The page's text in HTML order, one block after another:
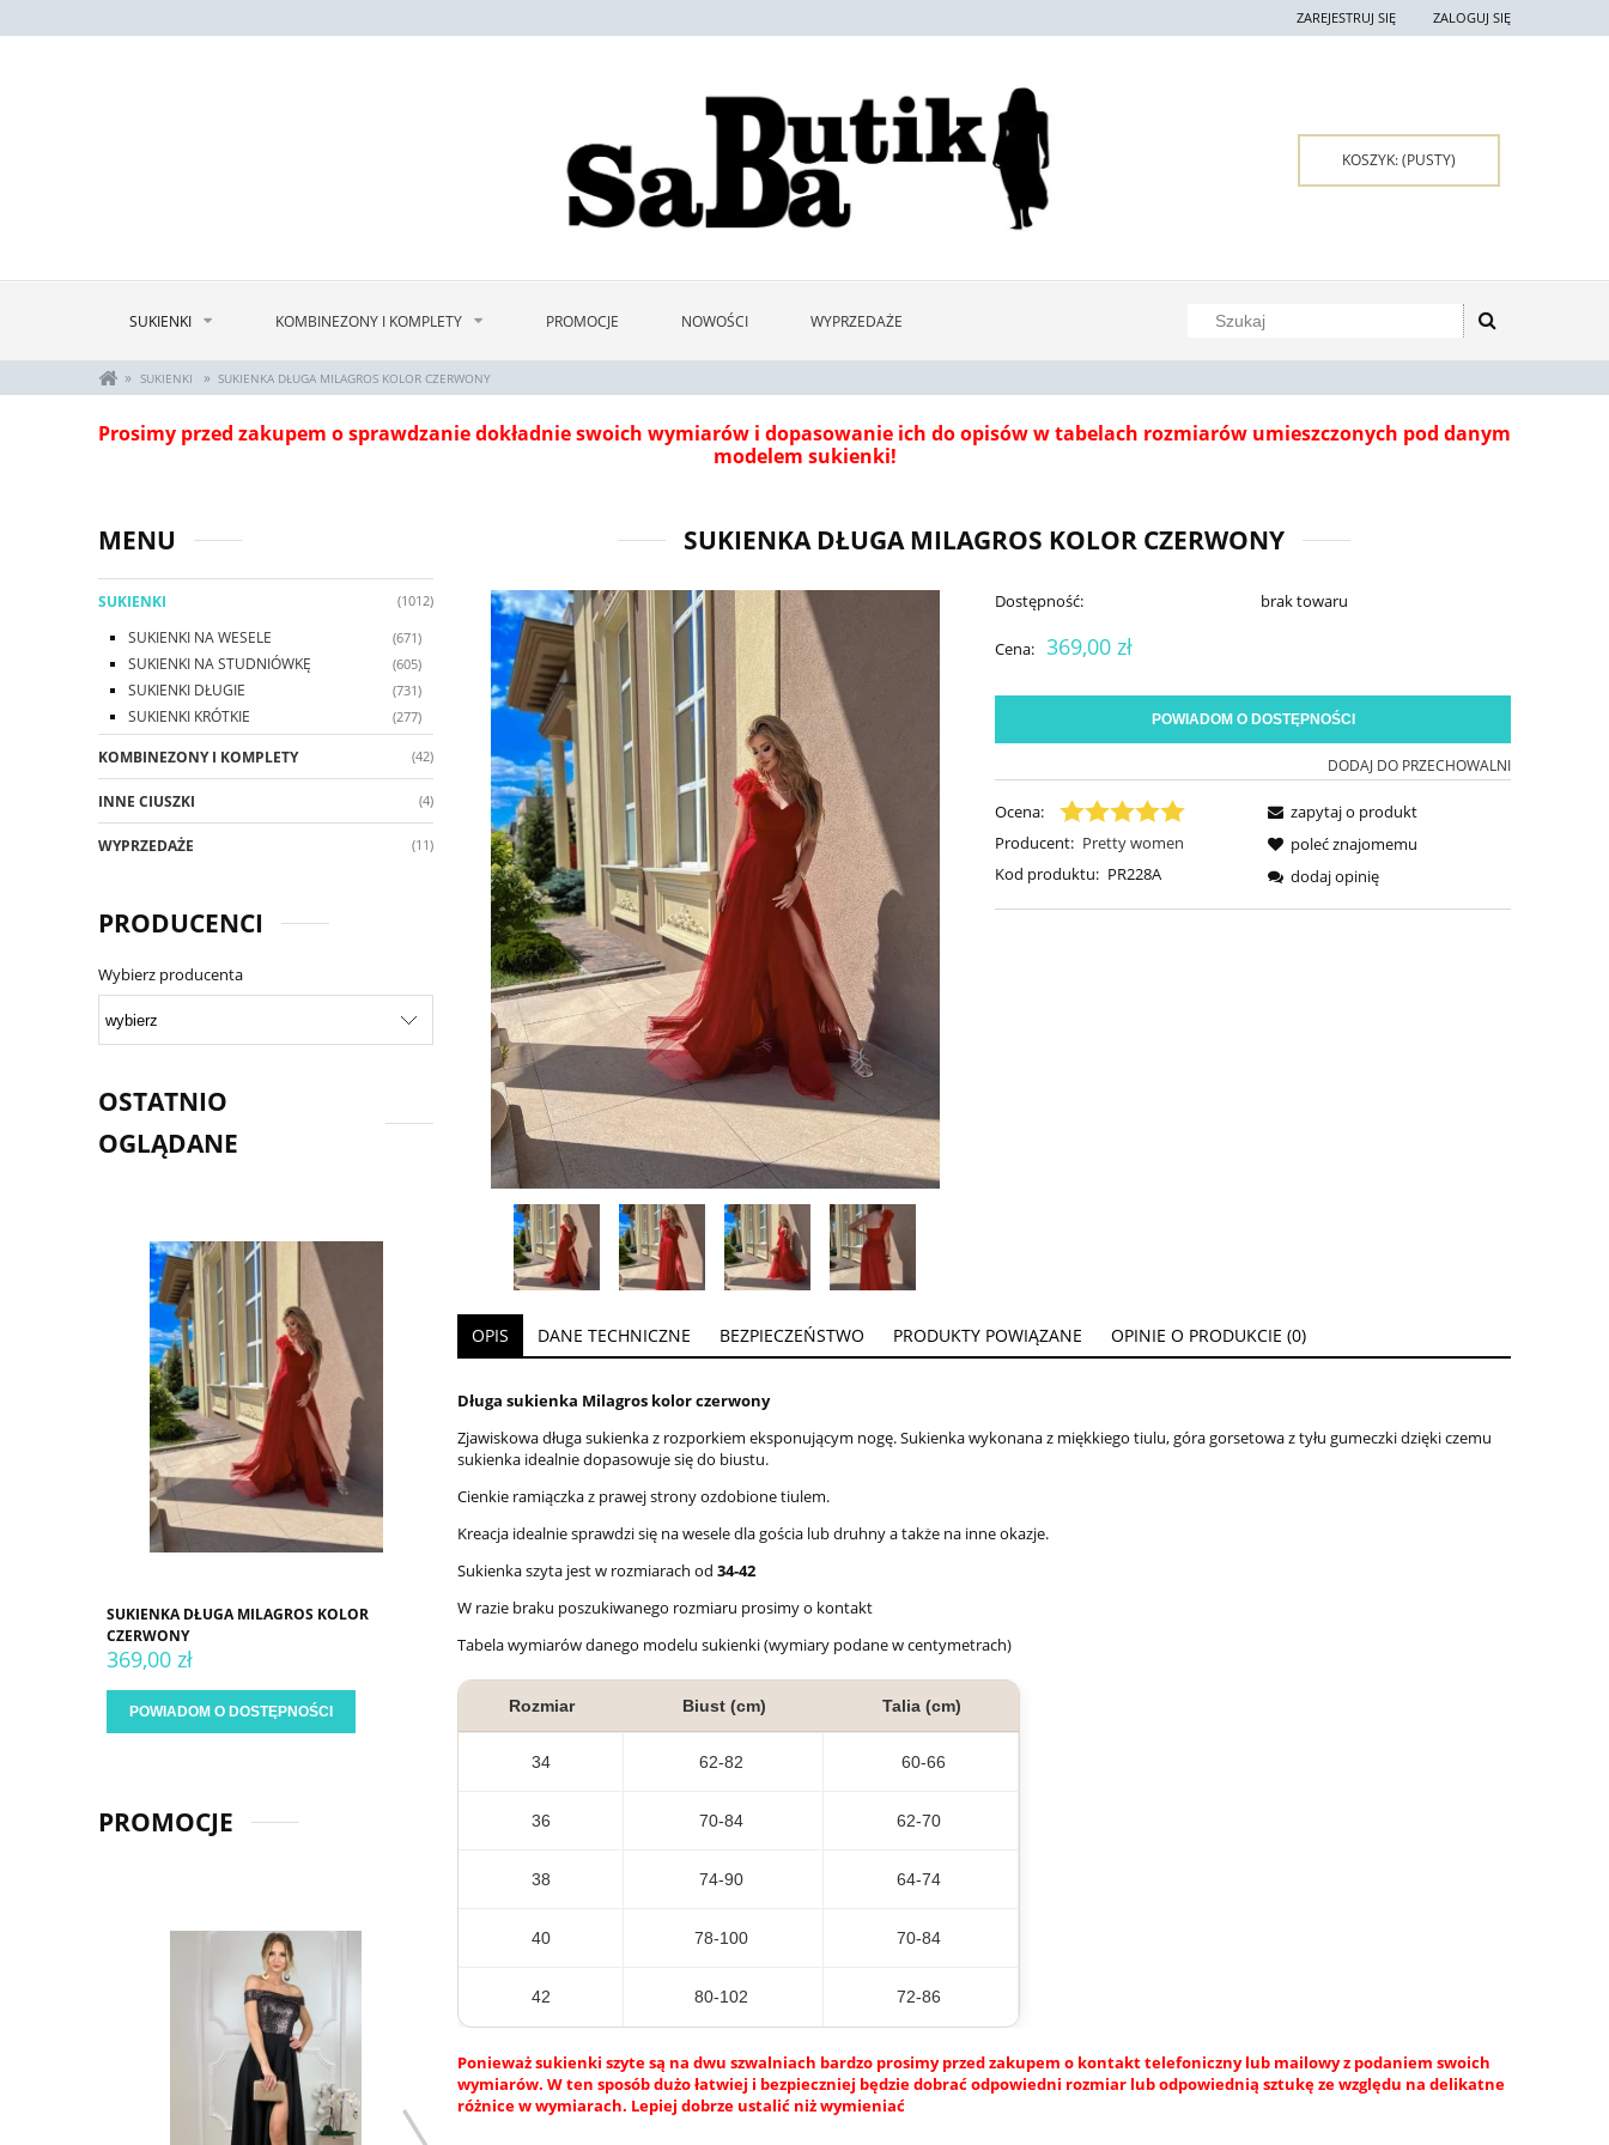
ZAREJESTRUJ SIĘ ZALOGUJ SIĘ
KOSZYK:(PUSTY)
SUKIENKI KOMBINEZONY I KOMPLETY PROMOCJE NOWOŚCI WYPRZEDAŻE
» SUKIENKI » SUKIENKA DŁUGA MILAGROS KOLOR CZERWONY
Prosimy przed zakupem o sprawdzanie dokładnie swoich wymiarów i dopasowanie ich do opisów w tabelach rozmiarów umieszczonych pod danym
modelem sukienki!
MENU
SUKIENKI (1012)
SUKIENKI NA WESELE (671)
SUKIENKI NA STUDNIÓWKĘ (605)
SUKIENKI DŁUGIE (731)
SUKIENKI KRÓTKIE (277)
KOMBINEZONY I KOMPLETY (42)
INNE CIUSZKI (4)
WYPRZEDAŻE (11)
PRODUCENCI
Wybierz producenta
OSTATNIO
OGLĄDANE
SUKIENKA DŁUGA MILAGROS KOLOR
CZERWONY
369,00 zł
POWIADOM O DOSTĘPNOŚCI
PROMOCJE
SUKIENKA DŁUGA MILAGROS KOLOR CZERWONY
Dostępność: brak towaru
Cena: 369,00 zł
POWIADOM O DOSTĘPNOŚCI
DODAJ DO PRZECHOWALNI
Ocena:
Producent: Pretty women
Kod produktu: PR228A
zapytaj o produkt
poleć znajomemu
dodaj opinię
OPIS DANE TECHNICZNE BEZPIECZEŃSTWO PRODUKTY POWIĄZANE OPINIE O PRODUKCIE (0)
Długa sukienka Milagros kolor czerwony
Zjawiskowa długa sukienka z rozporkiem eksponującym nogę. Sukienka wykonana z miękkiego tiulu, góra gorsetowa z tyłu gumeczki dzięki czemu
sukienka idealnie dopasowuje się do biustu.
Cienkie ramiączka z prawej strony ozdobione tiulem.
Kreacja idealnie sprawdzi się na wesele dla gościa lub druhny a także na inne okazje.
Sukienka szyta jest w rozmiarach od 34-42
W razie braku poszukiwanego rozmiaru prosimy o kontakt
Tabela wymiarów danego modelu sukienki (wymiary podane w centymetrach)
Rozmiar Biust (cm) Talia (cm)
34 62-82 60-66
36 70-84 62-70
38 74-90 64-74
40 78-100 70-84
42 80-102 72-86
Ponieważ sukienki szyte są na dwu szwalniach bardzo prosimy przed zakupem o kontakt telefoniczny lub mailowy z podaniem swoich
wymiarów. W ten sposób dużo łatwiej i bezpieczniej będzie dobrać odpowiedni rozmiar lub odpowiednią sztukę ze względu na delikatne
różnice w wymiarach. Lepiej dobrze ustalić niż wymieniać